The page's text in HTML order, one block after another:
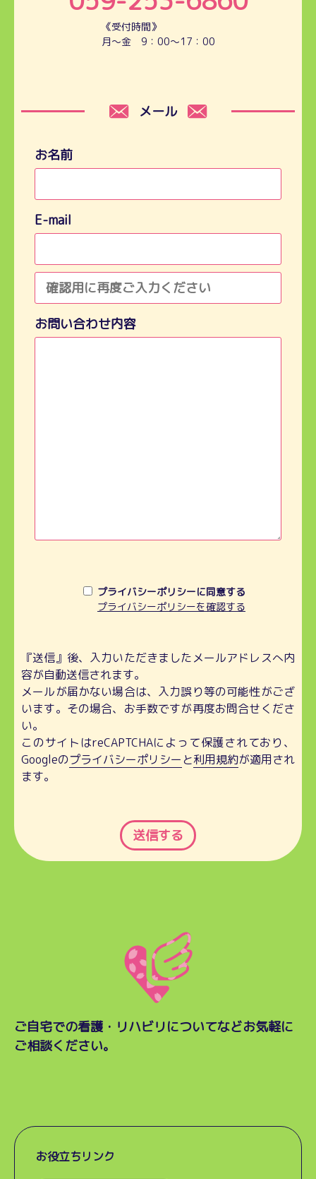
《受付時間》
月～金 9：00～17：00
メール
お名前
E-mail
お問い合わせ内容
プライバシーポリシーに同意する
プライバシーポリシーを確認する
『送信』後、入力いただきましたメールアドレスへ内
容が自動送信されます。
メールが届かない場合は、入力誤り等の可能性がござ
います。その場合、お手数ですが再度お問合せくださ
い。
このサイトはreCAPTCHAによって保護されており、
Googleのプライバシーポリシーと利用規約が適用され
ます。
ご自宅での看護・リハビリについてなどお気軽に
ご相談ください。
お役立ちリンク